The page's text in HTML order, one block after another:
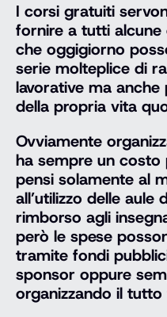
I corsi gratuiti
fornire a tutti alcune
che oggigiorno
serie molteplice di
lavorative ma
della propria vita
Ovviamente
ha sempre un
pensi solamente al
all’utilizzo delle aule
rimborso agli
però le spese
tramite fondi
sponsor oppure
organizzando il